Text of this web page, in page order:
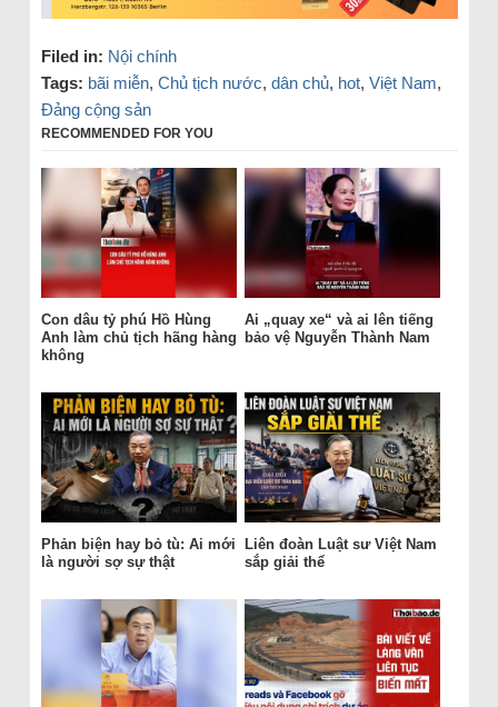
Filed in: Nội chính
Tags: bãi miễn, Chủ tịch nước, dân chủ, hot, Việt Nam,
Đảng cộng sản
RECOMMENDED FOR YOU
Con dâu tỷ phú Hồ Hùng
Anh làm chủ tịch hãng hàng
không
Ai „quay xe“ và ai lên tiếng
bảo vệ Nguyễn Thành Nam
Phản biện hay bỏ tù: Ai mới
là người sợ sự thật
Liên đoàn Luật sư Việt Nam
sắp giải thể